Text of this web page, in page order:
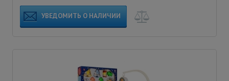
УВЕДОМИТЬ О НАЛИЧИИ